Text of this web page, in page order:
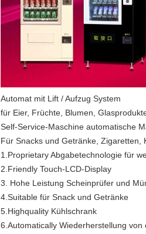
Automat mit Lift / Aufzug System
für Eier, Früchte, Blumen,
Self-Service-Maschine automatische
Für Snacks und Getränke, Zigaretten,
1.Proprietary Abgabetechnologie für
2.Friendly Touch-LCD-Display
3. Hohe Leistung Scheinprüfer und
4.Suitable für Snack und Getränke
5.Highquality Kühlschrank
6.Automatically Wiederherstellung